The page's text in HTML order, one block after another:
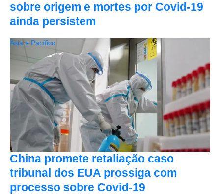
sobre origem e mortes por Covid-19
ainda persistem
China promete retaliação caso
tribunal dos EUA prossiga com
processo sobre Covid-19
Ásia e Pacífico